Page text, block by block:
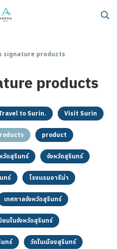
signature products
products
to Surin. Visit Surin
product
วัดสุรินทร์ จังหวัดสุรินทร์
ทร์ โรงแรมอารีน่า
เทศกาลจังหวัดสุรินทร์
มในจังหวัดสุรินทร์
นทร์ วัดในเมืองสุรินทร์